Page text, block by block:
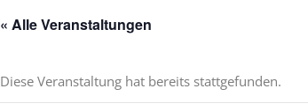
« Alle Veranstaltungen
Diese Veranstaltung hat bereits stattgefunden.